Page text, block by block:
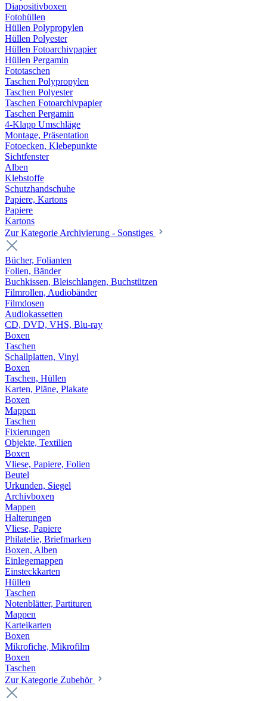
Diapositivboxen
Fotohüllen
Hüllen Polypropylen
Hüllen Polyester
Hüllen Fotoarchivpapier
Hüllen Pergamin
Fototaschen
Taschen Polypropylen
Taschen Polyester
Taschen Fotoarchivpapier
Taschen Pergamin
4-Klapp Umschläge
Montage, Präsentation
Fotoecken, Klebepunkte
Sichtfenster
Alben
Klebstoffe
Schutzhandschuhe
Papiere, Kartons
Papiere
Kartons
Zur Kategorie Archivierung - Sonstiges
Bücher, Folianten
Folien, Bänder
Buchkissen, Bleischlangen, Buchstützen
Filmrollen, Audiobänder
Filmdosen
Audiokassetten
CD, DVD, VHS, Blu-ray
Boxen
Taschen
Schallplatten, Vinyl
Boxen
Taschen, Hüllen
Karten, Pläne, Plakate
Boxen
Mappen
Taschen
Fixierungen
Objekte, Textilien
Boxen
Vliese, Papiere, Folien
Beutel
Urkunden, Siegel
Archivboxen
Mappen
Halterungen
Vliese, Papiere
Philatelie, Briefmarken
Boxen, Alben
Einlegemappen
Einsteckkarten
Hüllen
Taschen
Notenblätter, Partituren
Mappen
Karteikarten
Boxen
Mikrofiche, Mikrofilm
Boxen
Taschen
Zur Kategorie Zubehör